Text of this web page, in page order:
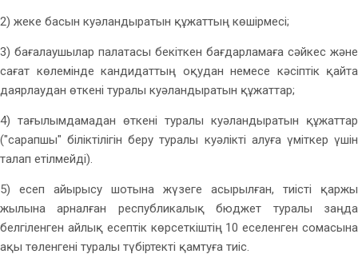
2) жеке басын куәландыратын құжаттың көшірмесі;
3) бағалаушылар палатасы бекіткен бағдарламаға сәйкес және
сағат көлемінде кандидаттың оқудан немесе кәсіптік қайта
даярлаудан өткені туралы куәландыратын құжаттар;
4) тағылымдамадан өткені туралы куәландыратын құжаттар
("сарапшы" біліктілігін беру туралы куәлікті алуға үміткер үшін
талап етілмейді).
5) есеп айырысу шотына жүзеге асырылған, тиісті қаржы
жылына арналған республикалық бюджет туралы заңда
белгіленген айлық есептік көрсеткіштің 10 еселенген сомасына
ақы төленгені туралы түбіртекті қамтуға тиіс.